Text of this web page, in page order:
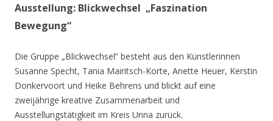
Ausstellung: Blickwechsel „Faszination
Bewegung“
Die Gruppe „Blickwechsel“ besteht aus den Künstlerinnen
Susanne Specht, Tania Mairitsch-Korte, Anette Heuer, Kerstin
Donkervoort und Heike Behrens und blickt auf eine
zweijährige kreative Zusammenarbeit und
Ausstellungstätigkeit im Kreis Unna zurück.